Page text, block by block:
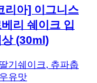
리아] 이그니스
리 쉐이크 입
(30ml)
기쉐이크, 츄파춥
유맛